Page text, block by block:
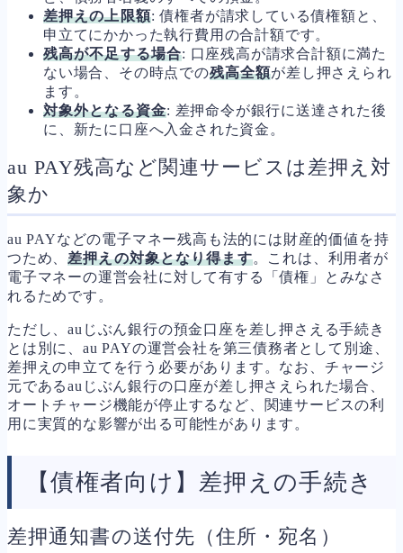
差押えの上限額: 債権者が請求している債権額と、
申立てにかかった執行費用の合計額です。
残高が不足する場合: 口座残高が請求合計額に満た
ない場合、その時点での残高全額が差し押さえられ
ます。
対象外となる資金: 差押命令が銀行に送達された後
に、新たに口座へ入金された資金。
au PAY残高など関連サービスは差押え対
象か
au PAYなどの電子マネー残高も法的には財産的価値を持
つため、差押えの対象となり得ます。これは、利用者が
電子マネーの運営会社に対して有する「債権」とみなさ
れるためです。
ただし、auじぶん銀行の預金口座を差し押さえる手続き
とは別に、au PAYの運営会社を第三債務者として別途、
差押えの申立てを行う必要があります。なお、チャージ
元であるauじぶん銀行の口座が差し押さえられた場合、
オートチャージ機能が停止するなど、関連サービスの利
用に実質的な影響が出る可能性があります。
【債権者向け】差押えの手続き
差押通知書の送付先（住所・宛名）